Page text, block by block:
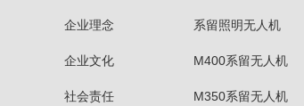
企业理念
企业文化
社会责任
系留照明无人机
M400系留无人机
M350系留无人机